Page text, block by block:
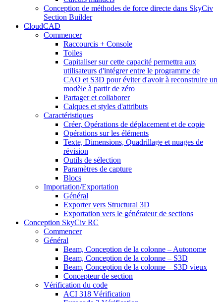
Conception de méthodes de force directe dans SkyCiv
Section Builder
CloudCAD
Commencer
Raccourcis + Console
Toiles
Capitaliser sur cette capacité permettra aux
utilisateurs d'intégrer entre le programme de
CAO et S3D pour éviter d'avoir à reconstruire un
modèle à partir de zéro
Partager et collaborer
Calques et styles d'attributs
Caractéristiques
Créer, Opérations de déplacement et de copie
Opérations sur les éléments
Texte, Dimensions, Quadrillage et nuages ​​de
révision
Outils de sélection
Paramètres de capture
Blocs
Importation/Exportation
Général
Exporter vers Structural 3D
Exportation vers le générateur de sections
Conception SkyCiv RC
Commencer
Général
Beam, Conception de la colonne – Autonome
Beam, Conception de la colonne – S3D
Beam, Conception de la colonne – S3D vieux
Concepteur de section
Vérification du code
ACI 318 Vérification